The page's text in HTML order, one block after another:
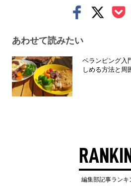
あわせて読みたい
ベランピング入
しめる方法と周
編集部記事ランキ